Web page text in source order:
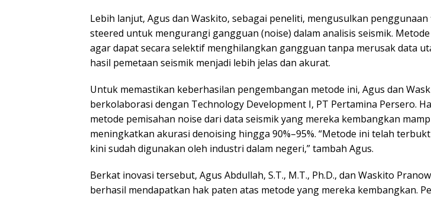
Lebih lanjut, Agus dan Waskito, sebagai peneliti, mengusulkan
steered untuk mengurangi gangguan (noise) dalam analisis seismik.
agar dapat secara selektif menghilangkan gangguan tanpa merusak data
hasil pemetaan seismik menjadi lebih jelas dan akurat.
Untuk memastikan keberhasilan pengembangan metode ini, Agus dan
berkolaborasi dengan Technology Development I, PT Pertamina Persero.
metode pemisahan noise dari data seismik yang mereka kembangkan
meningkatkan akurasi denoising hingga 90%–95%. “Metode ini telah
kini sudah digunakan oleh industri dalam negeri,” tambah Agus.
Berkat inovasi tersebut, Agus Abdullah, S.T., M.T., Ph.D., dan Waskito
berhasil mendapatkan hak paten atas metode yang mereka kembangkan.